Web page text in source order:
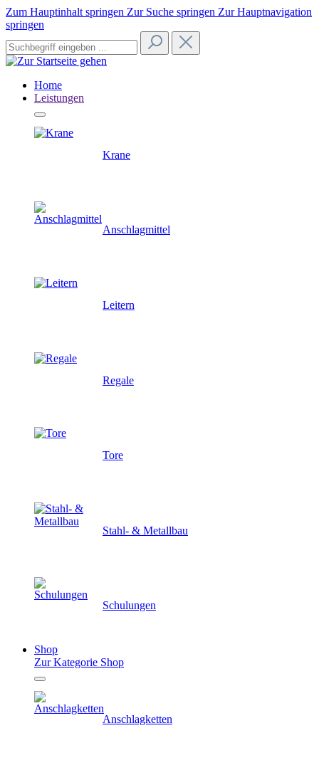
Zum Hauptinhalt springen Zur Suche springen Zur Hauptnavigation
springen
Home
Leistungen
Krane
Anschlagmittel
Leitern
Regale
Tore
Stahl- & Metallbau
Schulungen
Shop
Zur Kategorie Shop
Anschlagketten